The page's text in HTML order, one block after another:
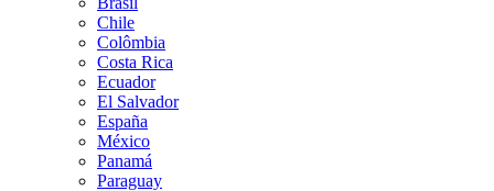
Chile
Colômbia
Costa Rica
Ecuador
El Salvador
España
México
Panamá
Paraguay